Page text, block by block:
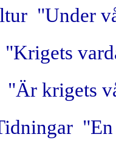
"Under
krigets